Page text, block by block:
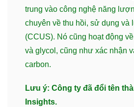
trung vào công nghệ năng
chuyên về thu hồi, sử dụng và
(CCUS). Nó cũng hoạt động
và glycol, cũng như xác nhận
carbon.
Lưu ý: Công ty đã đổi tên
Insights.